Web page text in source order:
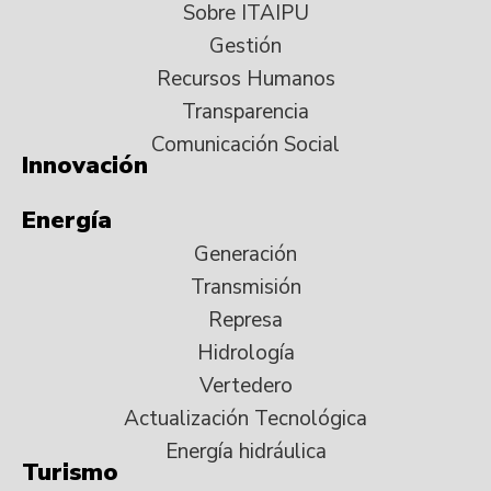
Sobre ITAIPU
Gestión
Recursos Humanos
Transparencia
Comunicación Social
Innovación
Energía
Generación
Transmisión
Represa
Hidrología
Vertedero
Actualización Tecnológica
Energía hidráulica
Turismo